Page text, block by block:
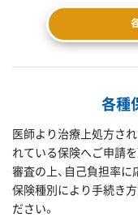
各種
医師より治療上処方さ
れている保険へご申請を
審査の上、自己負担率に
保険種別により手続き
ださい。